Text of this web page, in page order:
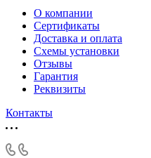
О компании
Сертификаты
Доставка и оплата
Схемы установки
Отзывы
Гарантия
Реквизиты
Контакты